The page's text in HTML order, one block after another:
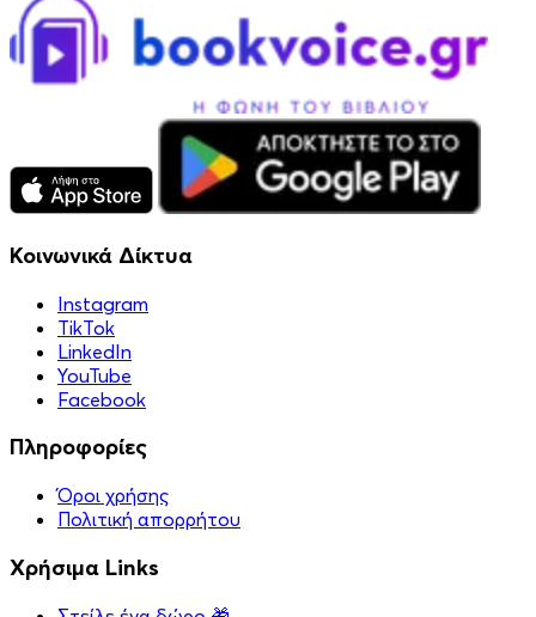
Κοινωνικά Δίκτυα
Instagram
TikTok
LinkedIn
YouTube
Facebook
Πληροφορίες
Όροι χρήσης
Πολιτική απορρήτου
Χρήσιμα Links